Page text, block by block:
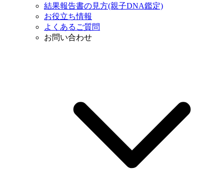
結果報告書の見方(親子DNA鑑定)
お役立ち情報
よくあるご質問
お問い合わせ